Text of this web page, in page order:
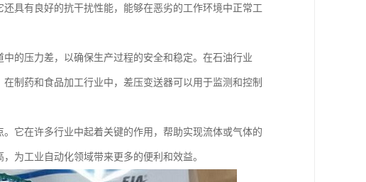
具有良好的抗干扰性能，能够在恶劣的工作环境中正常工
的压力差，以确保生产过程的安全和稳定。在石油行业
制药和食品加工行业中，差压变送器可以用于监测和控制
它在许多行业中起着关键的作用，帮助实现流体或气体的
为工业自动化领域带来更多的便利和效益。